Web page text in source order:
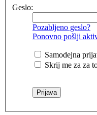
Geslo:
Pozabljeno geslo?
Ponovno pošlji
Samodejna
Skrij me za za